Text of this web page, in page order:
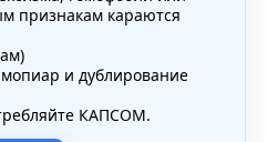
признакам караются
и дублирование
КАПСОМ.